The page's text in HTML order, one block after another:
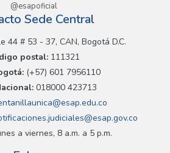
@esapoficial
Sede Central
44 # 53 - 37, CAN, Bogotá D.C.
postal: 111321
(+57) 601 7956110
018000 423713
a viernes, 8 a.m. a 5 p.m.